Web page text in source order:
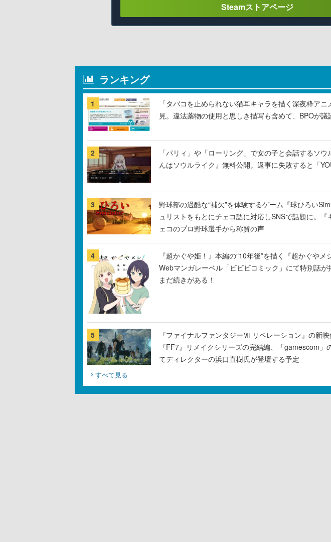
Steamストアページ
ランキング
1
「タバコを止められない猫耳キャラを描く深夜枠ア
見。違法薬物の使用と思しき描写も含めて、BPOが議
2
「パリィ」や「ローリング」で女の子と会話するソ
んはソウルライク』無料公開。返事に失敗すると「
3
野球部の過酷な“補欠”を体験するゲーム『球ひろい
ュリストをもとにチェコ語に対応しSNSで話題に。
ェコのプロ野球選手から称賛の声
4
『超かぐや姫！』本編の“10年後”を描く『超かぐや
Webマンガレーベル「ビビビコミック」にて特別話
まだ続きがある！
5
『ファイナルファンタジーⅦ リベレーション』の新映
『FF7』リメイクシリーズの完結編、「gamescom」
てディレクターの浜口直樹氏が登壇する予定
すべて見る